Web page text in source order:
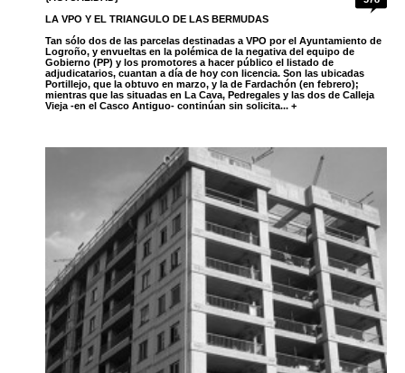
LA VPO Y EL TRIANGULO DE LAS BERMUDAS
Tan sólo dos de las parcelas destinadas a VPO por el Ayuntamiento de
Logroño, y envueltas en la polémica de la negativa del equipo de
Gobierno (PP) y los promotores a hacer público el listado de
adjudicatarios, cuantan a día de hoy con licencia. Son las ubicadas
Portillejo, que la obtuvo en marzo, y la de Fardachón (en febrero);
mientras que las situadas en La Cava, Pedregales y las dos de Calleja
Vieja -en el Casco Antiguo- continúan sin solicita... +